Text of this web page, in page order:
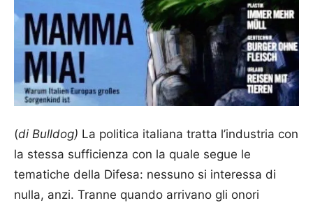
(di Bulldog) La politica italiana tratta l’industria con
la stessa sufficienza con la quale segue le
tematiche della Difesa: nessuno si interessa di
nulla, anzi. Tranne quando arrivano gli onori